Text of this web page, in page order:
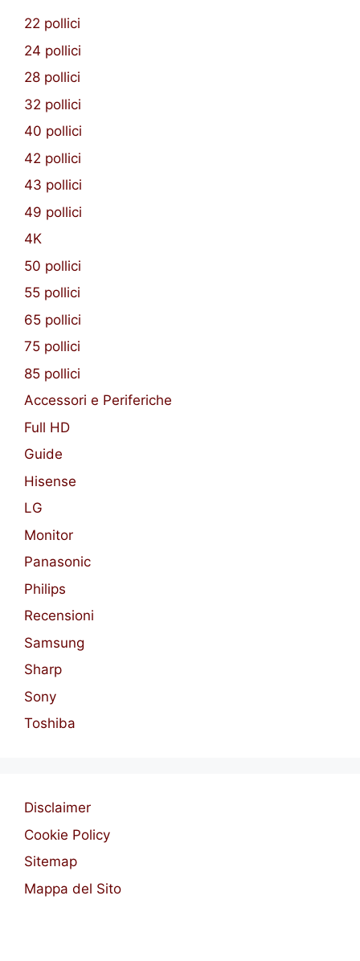
22 pollici
24 pollici
28 pollici
32 pollici
40 pollici
42 pollici
43 pollici
49 pollici
4K
50 pollici
55 pollici
65 pollici
75 pollici
85 pollici
Accessori e Periferiche
Full HD
Guide
Hisense
LG
Monitor
Panasonic
Philips
Recensioni
Samsung
Sharp
Sony
Toshiba
Disclaimer
Cookie Policy
Sitemap
Mappa del Sito